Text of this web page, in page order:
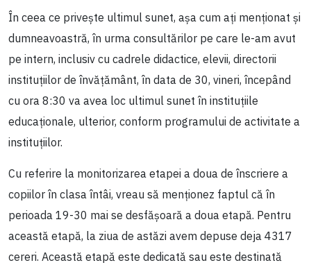
În ceea ce privește ultimul sunet, așa cum ați menționat și
dumneavoastră, în urma consultărilor pe care le-am avut
pe intern, inclusiv cu cadrele didactice, elevii, directorii
instituțiilor de învățământ, în data de 30, vineri, începând
cu ora 8:30 va avea loc ultimul sunet în instituțiile
educaționale, ulterior, conform programului de activitate a
instituțiilor.
Cu referire la monitorizarea etapei a doua de înscriere a
copiilor în clasa întâi, vreau să menționez faptul că în
perioada 19-30 mai se desfășoară a doua etapă. Pentru
această etapă, la ziua de astăzi avem depuse deja 4317
cereri. Această etapă este dedicată sau este destinată